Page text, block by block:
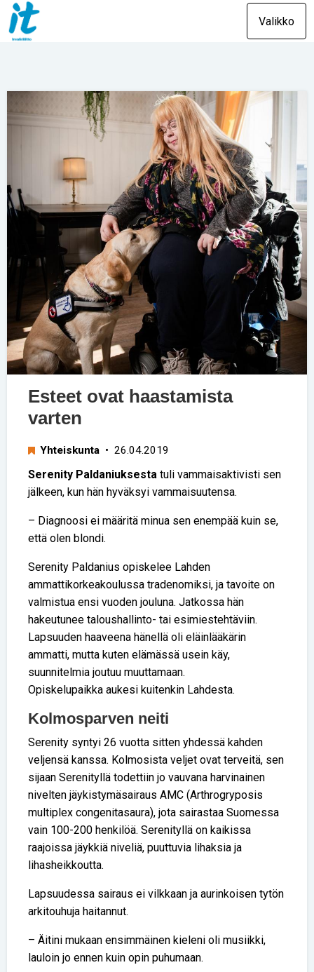
Valikko
Esteet ovat haastamista
varten
Yhteiskunta • 26.04.2019
Serenity Paldaniuksesta tuli vammaisaktivisti sen
jälkeen, kun hän hyväksyi vammaisuutensa.
– Diagnoosi ei määritä minua sen enempää kuin se,
että olen blondi.
Serenity Paldanius opiskelee Lahden
ammattikorkeakoulussa tradenomiksi, ja tavoite on
valmistua ensi vuoden jouluna. Jatkossa hän
hakeutunee taloushallinto- tai esimiestehtäviin.
Lapsuuden haaveena hänellä oli eläinlääkärin
ammatti, mutta kuten elämässä usein käy,
suunnitelmia joutuu muuttamaan.
Opiskelupaikka aukesi kuitenkin Lahdesta.
Kolmosparven neiti
Serenity syntyi 26 vuotta sitten yhdessä kahden
veljensä kanssa. Kolmosista veljet ovat terveitä, sen
sijaan Serenityllä todettiin jo vauvana harvinainen
nivelten jäykistymäsairaus AMC (Arthrogryposis
multiplex congenitasaura), jota sairastaa Suomessa
vain 100-200 henkilöä. Serenityllä on kaikissa
raajoissa jäykkiä niveliä, puuttuvia lihaksia ja
lihasheikkoutta.
Lapsuudessa sairaus ei vilkkaan ja aurinkoisen tytön
arkitouhuja haitannut.
– Äitini mukaan ensimmäinen kieleni oli musiikki,
lauloin jo ennen kuin opin puhumaan.